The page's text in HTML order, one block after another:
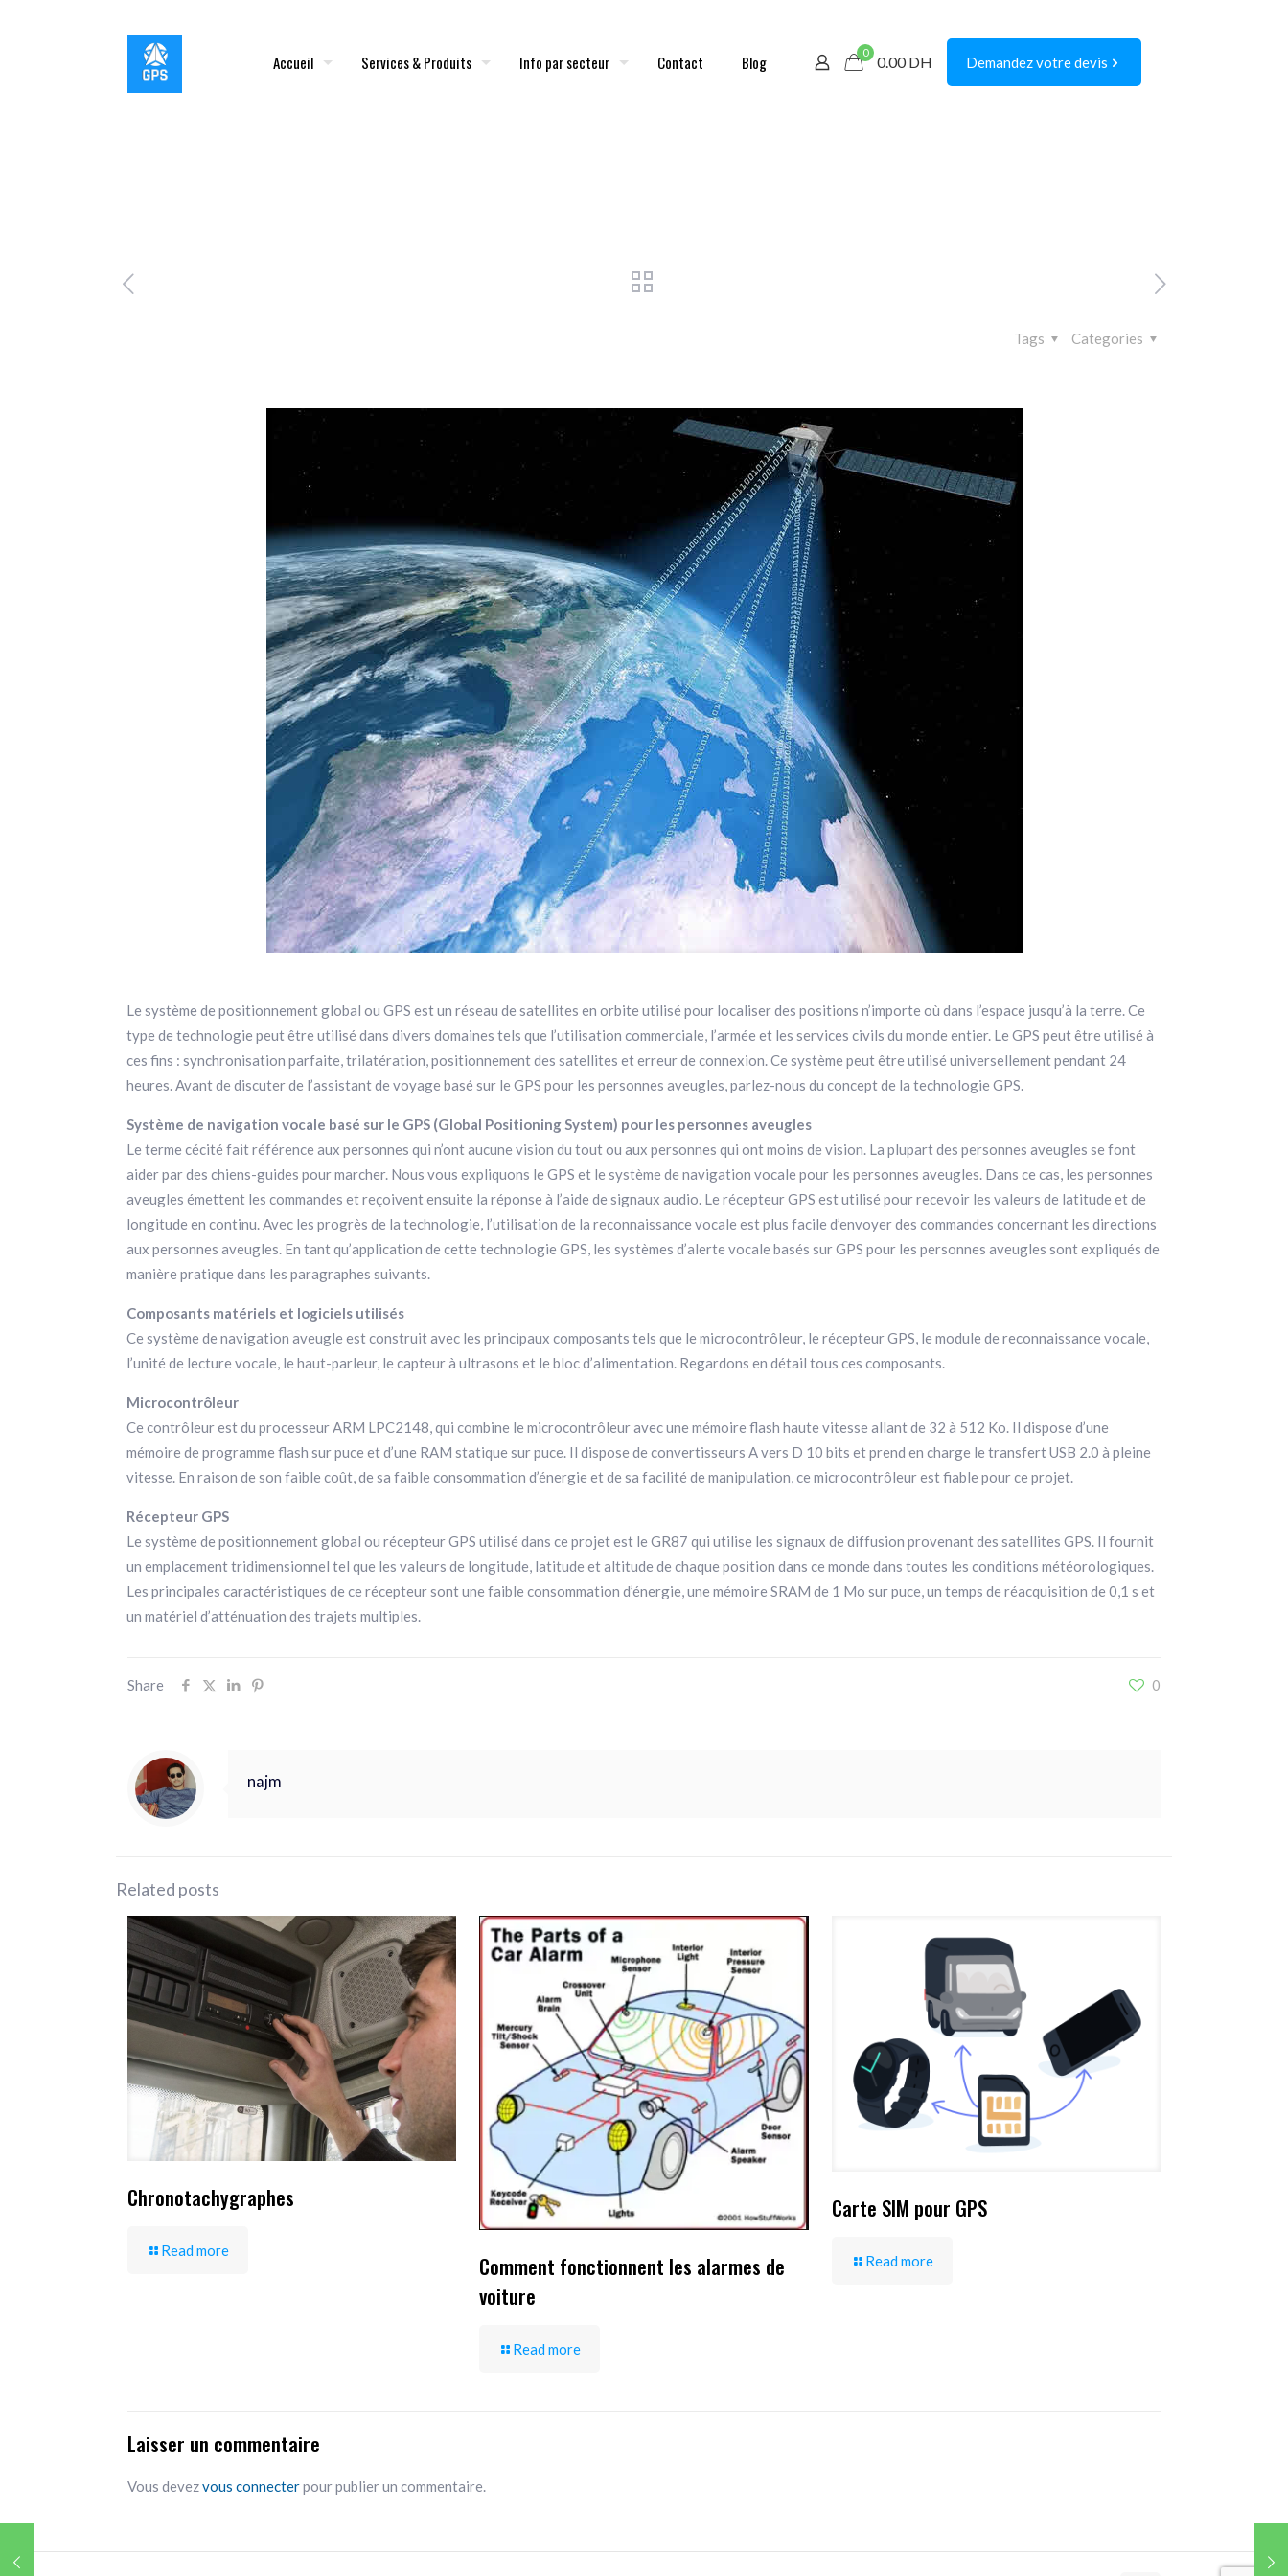
Accueil Services & Produits Info par secteur Contact Blog 0
0.00DH Demandez votre devis
Categories
Tags
Le système de positionnement global ou GPS est un réseau de satellites en orbite utilisé pour localiser des positions n’importe où dans l’espace jusqu’à la terre. Ce
type de technologie peut être utilisé dans divers domaines tels que l’utilisation commerciale, l’armée et les services civils du monde entier. Le GPS peut être utilisé à
ces fins : synchronisation parfaite, trilatération, positionnement des satellites et erreur de connexion. Ce système peut être utilisé universellement pendant 24
heures. Avant de discuter de l’assistant de voyage basé sur le GPS pour les personnes aveugles, parlez-nous du concept de la technologie GPS.
Système de navigation vocale basé sur le GPS (Global Positioning System) pour les personnes aveugles
Le terme cécité fait référence aux personnes qui n’ont aucune vision du tout ou aux personnes qui ont moins de vision. La plupart des personnes aveugles se font
aider par des chiens-guides pour marcher. Nous vous expliquons le GPS et le système de navigation vocale pour les personnes aveugles. Dans ce cas, les personnes
aveugles émettent les commandes et reçoivent ensuite la réponse à l’aide de signaux audio. Le récepteur GPS est utilisé pour recevoir les valeurs de latitude et de
longitude en continu. Avec les progrès de la technologie, l’utilisation de la reconnaissance vocale est plus facile d’envoyer des commandes concernant les directions
aux personnes aveugles. En tant qu’application de cette technologie GPS, les systèmes d’alerte vocale basés sur GPS pour les personnes aveugles sont expliqués de
manière pratique dans les paragraphes suivants.
Composants matériels et logiciels utilisés
Ce système de navigation aveugle est construit avec les principaux composants tels que le microcontrôleur, le récepteur GPS, le module de reconnaissance vocale,
l’unité de lecture vocale, le haut-parleur, le capteur à ultrasons et le bloc d’alimentation. Regardons en détail tous ces composants.
Microcontrôleur
Ce contrôleur est du processeur ARM LPC2148, qui combine le microcontrôleur avec une mémoire flash haute vitesse allant de 32 à 512 Ko. Il dispose d’une
mémoire de programme flash sur puce et d’une RAM statique sur puce. Il dispose de convertisseurs A vers D 10 bits et prend en charge le transfert USB 2.0 à pleine
vitesse. En raison de son faible coût, de sa faible consommation d’énergie et de sa facilité de manipulation, ce microcontrôleur est fiable pour ce projet.
Récepteur GPS
Le système de positionnement global ou récepteur GPS utilisé dans ce projet est le GR87 qui utilise les signaux de diffusion provenant des satellites GPS. Il fournit
un emplacement tridimensionnel tel que les valeurs de longitude, latitude et altitude de chaque position dans ce monde dans toutes les conditions météorologiques.
Les principales caractéristiques de ce récepteur sont une faible consommation d’énergie, une mémoire SRAM de 1 Mo sur puce, un temps de réacquisition de 0,1 s et
un matériel d’atténuation des trajets multiples.
Share 0
najm
Related posts
Chronotachygraphes
Read more
Comment fonctionnent les alarmes de
voiture
Read more
Carte SIM pour GPS
Read more
Laisser un commentaire
Vous devezvous connecterpour publier un commentaire.